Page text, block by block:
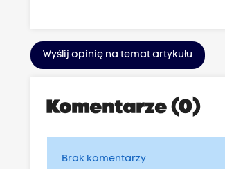
Wyślij opinię na temat artykułu
Komentarze (0)
Brak komentarzy